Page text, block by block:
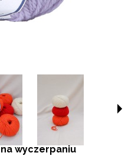
na wyczerpaniu